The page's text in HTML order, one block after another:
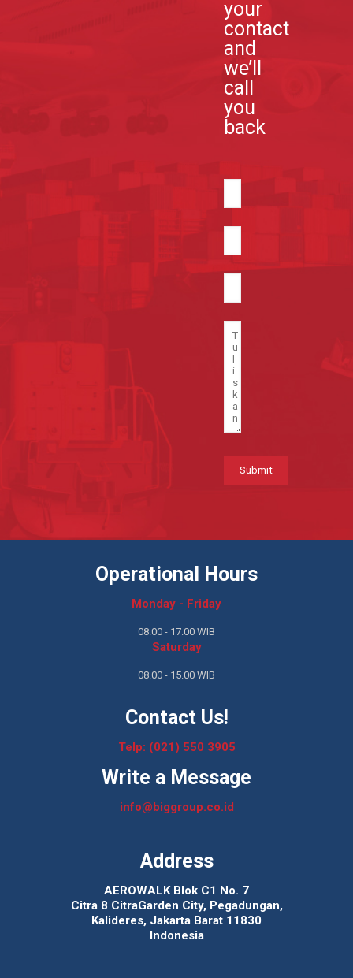
your
contact
and
we’ll
call
you
back
Operational Hours
Monday - Friday
08.00 - 17.00 WIB
Saturday
08.00 - 15.00 WIB
Contact Us!
Telp: (021) 550 3905
Write a Message
info@biggroup.co.id
Address
AEROWALK Blok C1 No. 7
Citra 8 CitraGarden City, Pegadungan,
Kalideres, Jakarta Barat 11830
Indonesia